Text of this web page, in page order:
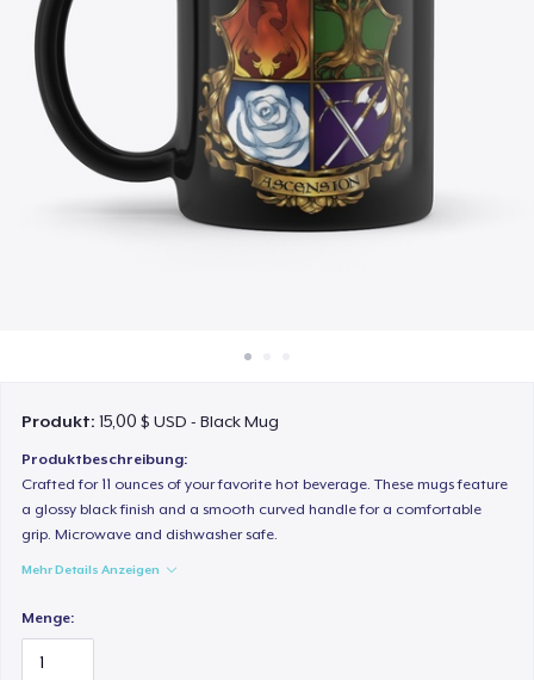
Überall verkaufen
Etwas verkaufen
Produkt:15,00 $ USD - Black Mug
Produktbeschreibung:
Crafted for 11 ounces of your favorite hot beverage. These mugs feature
a glossy black finish and a smooth curved handle for a comfortable
grip. Microwave and dishwasher safe.
Mehr Details Anzeigen
Menge: